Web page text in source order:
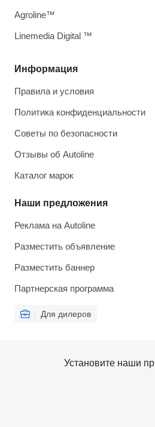
Информация
Правила и условия
Политика конфиденциальности
Советы по безопасности
Отзывы об Autoline
Каталог марок
Наши предложения
Реклама на Autoline
Разместить объявление
Разместить баннер
Партнерская программа
Для дилеров
Agroline™
Linemedia Digital ™
Установите наши